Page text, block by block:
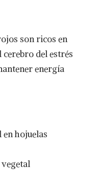
son ricos en
del estrés
energía
hojuelas